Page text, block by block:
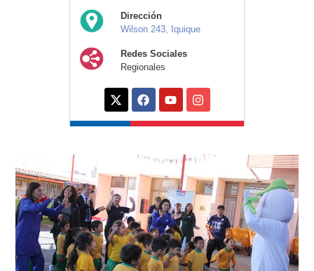
Dirección
Wilson 243, Iquique
Redes Sociales
Regionales